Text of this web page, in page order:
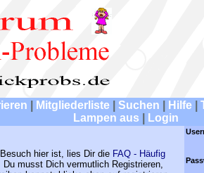
Mitgliederliste Suchen Hilfe
Lampen aus
Login
hier ist, lies Dir die FAQ - Häufig
Du musst Dich vermutlich Registrieren,